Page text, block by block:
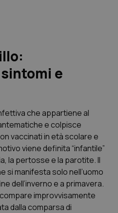
e
che appartiene al
e colpisce
vaccinati in età scolare e
viene definita “infantile”
la pertosse e la parotite. Il
si manifesta solo nell’uomo
dell’inverno e a primavera.
improvvisamente
dalla comparsa di